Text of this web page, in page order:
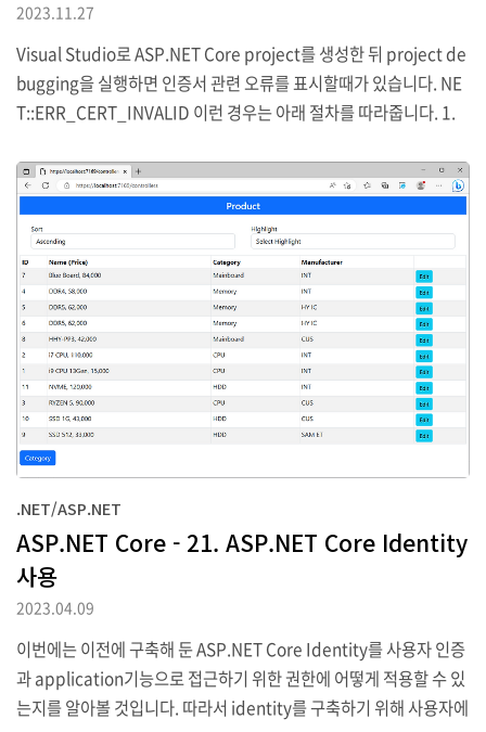
2023.11.27
Visual Studio로 ASP.NET Core project를 생성한 뒤 project de
bugging을 실행하면 인증서 관련 오류를 표시할때가 있습니다. NE
T::ERR_CERT_INVALID 이런 경우는 아래 절차를 따라줍니다. 1.
열러있다면 닫아주세요. (매우중요) 2. Windows + R 키를 눌러 cert
mgr.msc를 입력합니다. 3. 해당 화면에서 아래 2군데에 localhost
인증서를 삭제합니다. 4. Windows terminal을 열어 아래 명령을 순
서대로 실행합니다. dotnet dev-certs https --clean dotnet dev
-certs https --trust 5. 정상적으로 실행되는..
.NET/ASP.NET
ASP.NET Core - 21. ASP.NET Core Identity
사용
2023.04.09
이번에는 이전에 구축해 둔 ASP.NET Core Identity를 사용자 인증
과 application기능으로 접근하기 위한 권한에 어떻게 적용할 수 있
는지를 알아볼 것입니다. 따라서 identity를 구축하기 위해 사용자에